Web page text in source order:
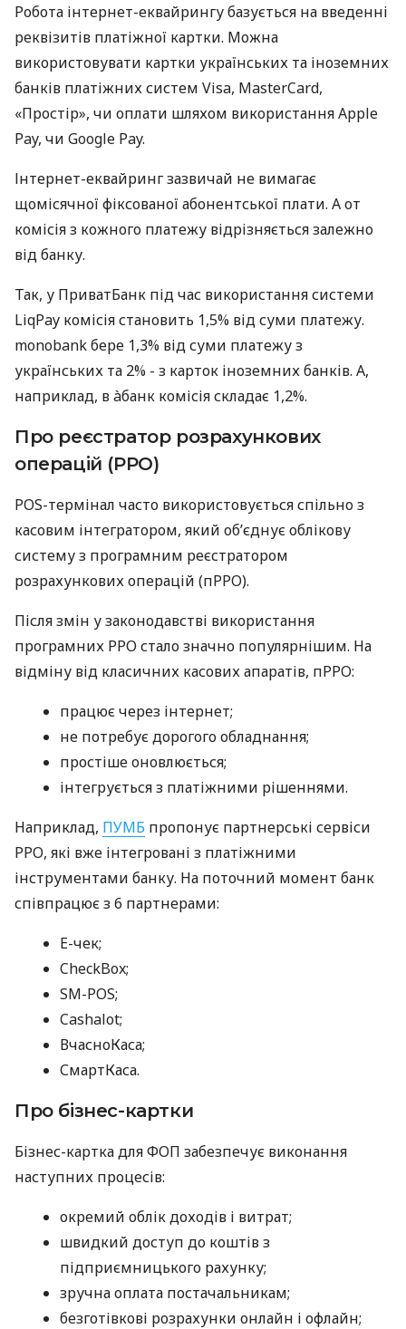
Робота інтернет-еквайрингу базується на введенні
реквізитів платіжної картки. Можна
використовувати картки українських та іноземних
банків платіжних систем Visa, MasterCard,
«Простір», чи оплати шляхом використання Apple
Pay, чи Google Pay.
Інтернет-еквайринг зазвичай не вимагає
щомісячної фіксованої абонентської плати. А от
комісія з кожного платежу відрізняється залежно
від банку.
Так, у ПриватБанк під час використання системи
LiqPay комісія становить 1,5% від суми платежу.
monobank бере 1,3% від суми платежу з
українських та 2% - з карток іноземних банків. А,
наприклад, в àбанк комісія складає 1,2%.
Про реєстратор розрахункових
операцій (РРО)
POS-термінал часто використовується спільно з
касовим інтегратором, який об’єднує облікову
систему з програмним реєстратором
розрахункових операцій (пРРО).
Після змін у законодавстві використання
програмних РРО стало значно популярнішим. На
відміну від класичних касових апаратів, пРРО:
працює через інтернет;
не потребує дорогого обладнання;
простіше оновлюється;
інтегрується з платіжними рішеннями.
Наприклад, ПУМБ пропонує партнерські сервіси
РРО, які вже інтегровані з платіжними
інструментами банку. На поточний момент банк
співпрацює з 6 партнерами:
E-чек;
CheckBox;
SM-POS;
Cashalot;
ВчасноКаса;
СмартКаса.
Про бізнес-картки
Бізнес-картка для ФОП забезпечує виконання
наступних процесів:
окремий облік доходів і витрат;
швидкий доступ до коштів з
підприємницького рахунку;
зручна оплата постачальникам;
безготівкові розрахунки онлайн і офлайн;